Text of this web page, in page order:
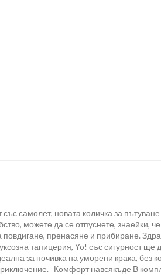
самолет, новата количка за
можете да се отпуснете, знаейки,
пренасяне и прибиране.
тапицерия, Yo! със сигурност
за почивка на уморени крака, без
Комфорт навсякъде В